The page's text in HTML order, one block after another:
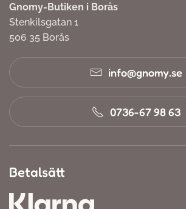
Gnomy-Butiken i Borås
Stenkilsgatan 1
506 35 Borås
info@gnomy.se
0736-67 98 63
Betalsätt